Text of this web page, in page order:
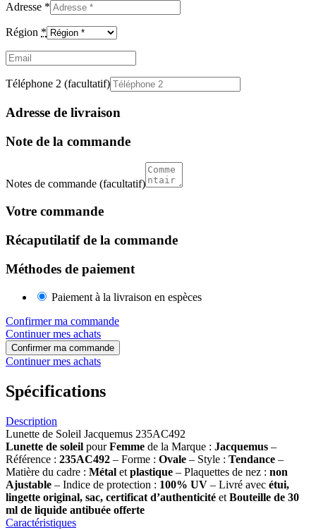
Adresse *
Région *
Email
Téléphone 2 (facultatif)
Adresse de livraison
Note de la commande
Notes de commande (facultatif)
Votre commande
Récaputilatif de la commande
Méthodes de paiement
Paiement à la livraison en espèces
Confirmer ma commande
Continuer mes achats
Confirmer ma commande
Continuer mes achats
Spécifications
Description
Lunette de Soleil Jacquemus 235AC492
Lunette de soleil pourFemme de la Marque : Jacquemus –
Référence : 235AC492 – Forme : Ovale – Style : Tendance –
Matière du cadre : Métal et plastique – Plaquettes de nez : non
Ajustable – Indice de protection : 100% UV – Livré avec étui,
lingette original, sac, certificat d’authenticité et Bouteille de 30
ml de liquide antibuée offerte
Caractéristiques